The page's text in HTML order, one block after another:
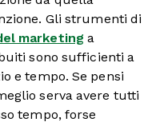
Gli strumenti di
marketing a
sono sufficienti a
e tempo. Se pensi
serva avere tutti
tempo, forse